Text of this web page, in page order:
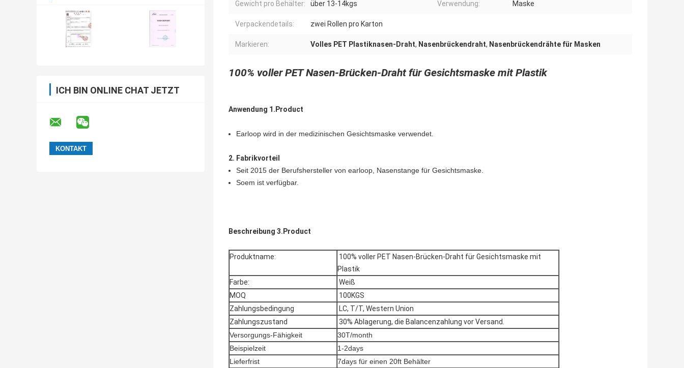
ICH BIN ONLINE CHAT JETZT
Gewicht pro Behälter: über 13-14kgs Verwendung: Maske
Verpackendetails: zwei Rollen pro Karton
Markieren: Volles PET Plastiknasen-Draht, Nasenbrückendraht, Nasenbrückendrähte für Masken
100% voller PET Nasen-Brücken-Draht für Gesichtsmaske mit Plastik
Anwendung 1.Product
Earloop wird in der medizinischen Gesichtsmaske verwendet.
2. Fabrikvorteil
Seit 2015 der Berufshersteller von earloop, Nasenstange für Gesichtsmaske.
Soem ist verfügbar.
Beschreibung 3.Product
Produktname:
100% voller PET Nasen-Brücken-Draht für Gesichtsmaske mit
Plastik
Farbe:
Weiß
MOQ
100KGS
Zahlungsbedingung
LC, T/T, Western Union
Zahlungszustand
30% Ablagerung, die Balancenzahlung vor Versand.
Versorgungs-Fähigkeit
30T/month
Beispielzeit
1-2days
Lieferfrist
7days für einen 20ft Behälter